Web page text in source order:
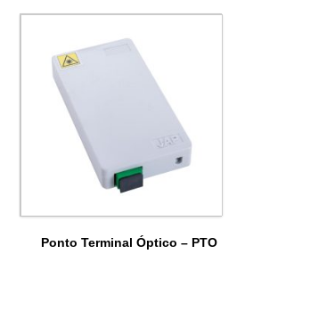
Ponto Terminal Óptico – PTO